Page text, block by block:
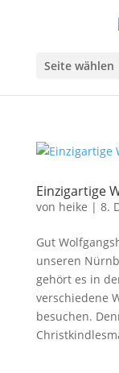
Seite wählen
Einzigartige
von heike | 8.
Gut
unseren
gehört es in
verschiedene
besuchen.